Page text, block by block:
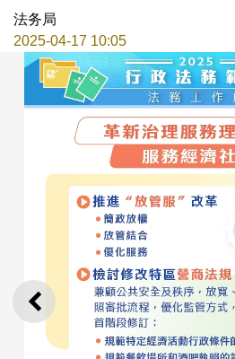
法务局
2025-04-17 10:05
上一则